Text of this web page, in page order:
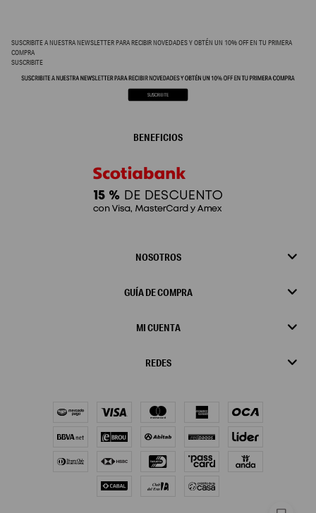
SUSCRIBITE A NUESTRA NEWSLETTER PARA RECIBIR NOVEDADES Y OBTÉN UN 10% OFF EN TU PRIMERA
COMPRA
SUSCRIBITE
NOSOTROS
GUÍA DE COMPRA
MI CUENTA
REDES
BENEFICIOS